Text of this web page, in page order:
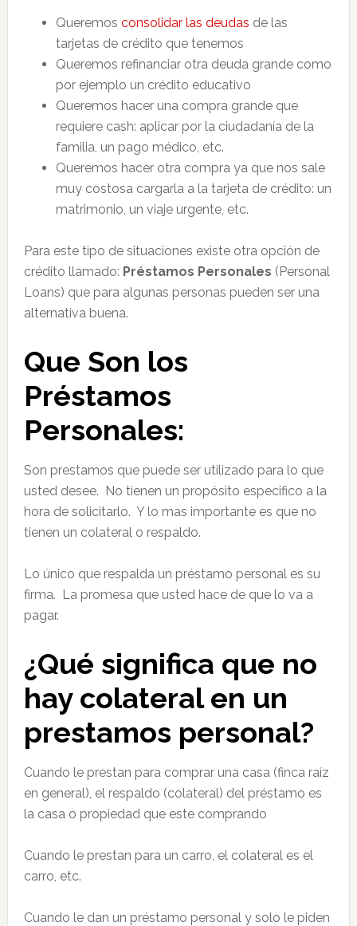
Queremos consolidar las deudas de las
tarjetas de crédito que tenemos
Queremos refinanciar otra deuda grande como
por ejemplo un crédito educativo
Queremos hacer una compra grande que
requiere cash: aplicar por la ciudadanía de la
familia, un pago médico, etc.
Queremos hacer otra compra ya que nos sale
muy costosa cargarla a la tarjeta de crédito: un
matrimonio, un viaje urgente, etc.
Para este tipo de situaciones existe otra opción de
crédito llamado: Préstamos Personales (Personal
Loans) que para algunas personas pueden ser una
alternativa buena.
Que Son los
Préstamos
Personales:
Son prestamos que puede ser utilizado para lo que
usted desee. No tienen un propósito especifico a la
hora de solicitarlo. Y lo mas importante es que no
tienen un colateral o respaldo.
Lo único que respalda un préstamo personal es su
firma. La promesa que usted hace de que lo va a
pagar.
¿Qué significa que no
hay colateral en un
prestamos personal?
Cuando le prestan para comprar una casa (finca raíz
en general), el respaldo (colateral) del préstamo es
la casa o propiedad que este comprando
Cuando le prestan para un carro, el colateral es el
carro, etc.
Cuando le dan un préstamo personal y solo le piden